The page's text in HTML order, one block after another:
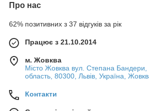
Про нас
62% позитивних з 37 відгуків за рік
Працює з 21.10.2014
м. Жовква
Місто Жовква вул. Степана Бандери,
область, 80300, Львів, Україна,
Контакти